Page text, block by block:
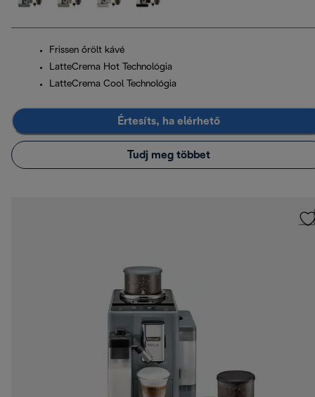
Frissen őrölt kávé
LatteCrema Hot Technológia
LatteCrema Cool Technológia
Értesíts, ha elérhető
Tudj meg többet